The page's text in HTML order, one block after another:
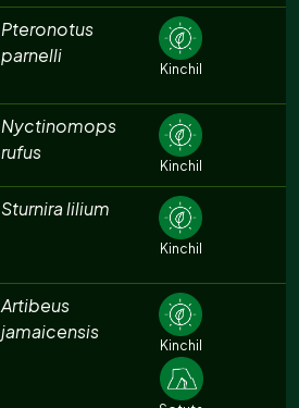
Pteronotus
parnelli
Kinchil
Nyctinomops
rufus
Kinchil
Sturnira lilium
Kinchil
Artibeus
jamaicensis
Kinchil